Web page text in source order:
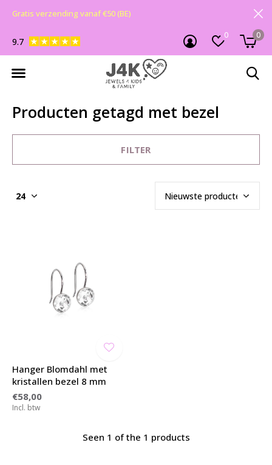
0 0
9.7
Gratis verzending vanaf €50 (BE)
Producten getagd met bezel
FILTER
Hanger Blomdahl met
kristallen bezel 8 mm
€58,00
Incl. btw
Seen 1 of the 1 products